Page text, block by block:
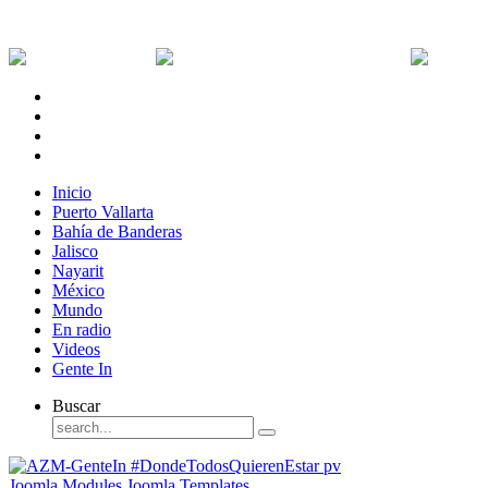
Inicio
Puerto Vallarta
Bahía de Banderas
Jalisco
Nayarit
México
Mundo
En radio
Videos
Gente In
Buscar